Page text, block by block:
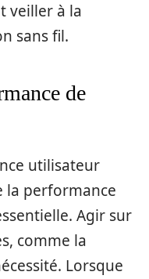
veiller à la
sans fil.
de
utilisateur
la performance
Agir sur
comme la
Lorsque